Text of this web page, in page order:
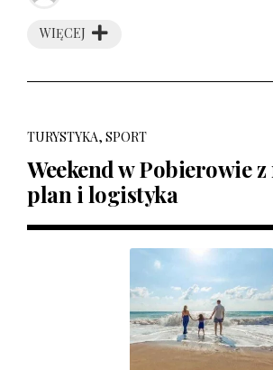
WIĘCEJ
TURYSTYKA, SPORT
Weekend w Pobierowie
plan i logistyka